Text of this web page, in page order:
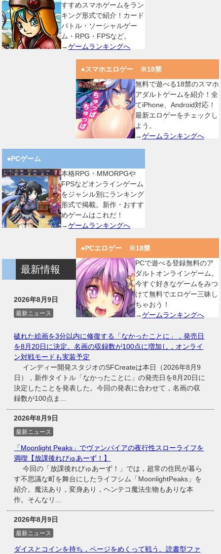
すすめスマホゲームをラン
キング形式で紹介！カード
バトル・ソーシャルゲー
ム・RPG・FPSなど。
→ゲームランキングへ
●スマホエロゲー ※18禁
無料で遊べる18禁のスマホ
アダルトゲームを紹介！全
てiPhone、Android対応！
最新エロゲーをチェックし
よう。
→ゲームランキングへ
●PCゲーム
本格RPG・MMORPGや
FPSなどオンラインゲーム
をジャンル別にランキング
形式で掲載。新作・おすす
めゲームはこれだ！
→ゲームランキングへ
●PCエロゲー ※18禁
PCで遊べる登録無料のア
ダルトオンラインゲーム。
今すぐ好きなゲームをみつ
けて無料でエロゲー三昧し
ちゃおう！
→ゲームランキングへ
最新情報
2026年8月9日
最新ニュース
破れた絵画を3分以内に修復する「なかったことに」，発売日
を8月20日に決定。名画の収録数が100点に増加し，オンライ
ン対戦モードも実装予定
インディー開発スタジオのSFCreateは本日（2026年8月9
日），新作タイトル「なかったことに」の発売日を8月20日に
決定したことを発表した。今回の発表に合わせて，名画の収
録数が100点ま...
2026年8月9日
最新ニュース
「Moonlight Peaks」でヴァンパイアの夜行性スローライフを
満喫【放課後れびゅあーず！】
今回の「放課後れびゅあーず！」では，超常の住民が暮ら
す不思議な町を舞台にしたライフシム「MoonlightPeaks」を
紹介。魔法あり，変身あり，ヘンテコ魔法生物もありな本
作。そんなリ...
2026年8月9日
最新ニュース
ダイスとコインを持ち，ページをめくって戦う。読書型ファ